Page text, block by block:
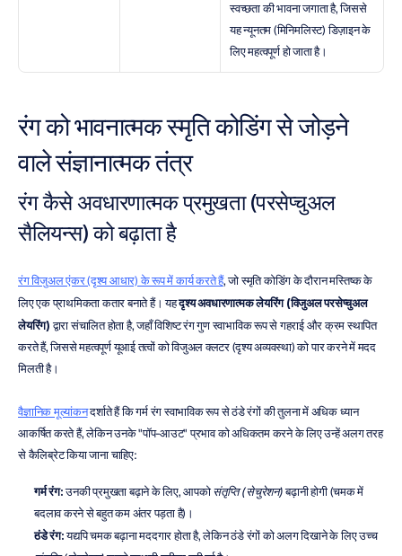
स्वच्छता की भावना जगाता है, जिससे
यह न्यूनतम (मिनिमलिस्ट) डिज़ाइन के
लिए महत्वपूर्ण हो जाता है।
रंग को भावनात्मक स्मृति कोडिंग से जोड़ने
वाले संज्ञानात्मक तंत्र
रंग कैसे अवधारणात्मक प्रमुखता (परसेप्चुअल
सैलियन्स) को बढ़ाता है
रंग विजुअल एंकर (दृश्य आधार) के रूप में कार्य करते हैं, जो स्मृति कोडिंग के दौरान मस्तिष्क के
लिए एक प्राथमिकता कतार बनाते हैं। यह दृश्य अवधारणात्मक लेयरिंग (विजुअल परसेप्चुअल
लेयरिंग) द्वारा संचालित होता है, जहाँ विशिष्ट रंग गुण स्वाभाविक रूप से गहराई और क्रम स्थापित
करते हैं, जिससे महत्वपूर्ण यूआई तत्वों को विजुअल क्लटर (दृश्य अव्यवस्था) को पार करने में मदद
मिलती है।
वैज्ञानिक मूल्यांकन दर्शाते हैं कि गर्म रंग स्वाभाविक रूप से ठंडे रंगों की तुलना में अधिक ध्यान
आकर्षित करते हैं, लेकिन उनके "पॉप-आउट" प्रभाव को अधिकतम करने के लिए उन्हें अलग तरह
से कैलिब्रेट किया जाना चाहिए:
गर्म रंग: उनकी प्रमुखता बढ़ाने के लिए, आपको संतृप्ति (सेचुरेशन) बढ़ानी होगी (चमक में
बदलाव करने से बहुत कम अंतर पड़ता है)।
ठंडे रंग: यद्यपि चमक बढ़ाना मददगार होता है, लेकिन ठंडे रंगों को अलग दिखाने के लिए उच्च